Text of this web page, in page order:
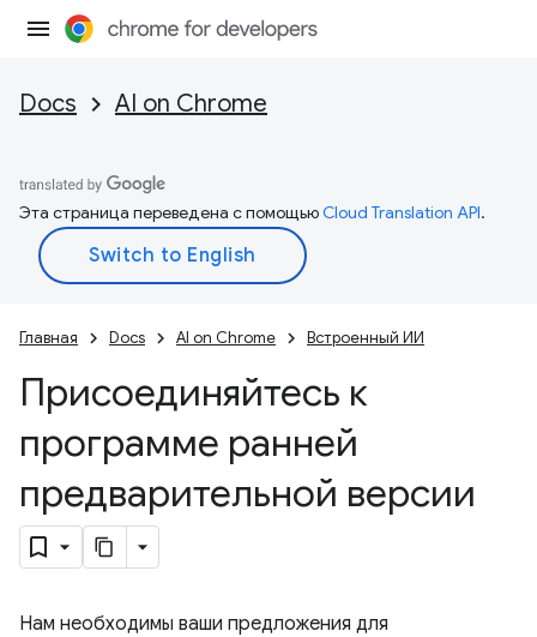
Docs AI on Chrome
Эта страница переведена с помощьюCloud Translation API.
Главная Docs AI on Chrome Встроенный ИИ
Присоединяйтесь к
программе ранней
предварительной версии
Нам необходимы ваши предложения для